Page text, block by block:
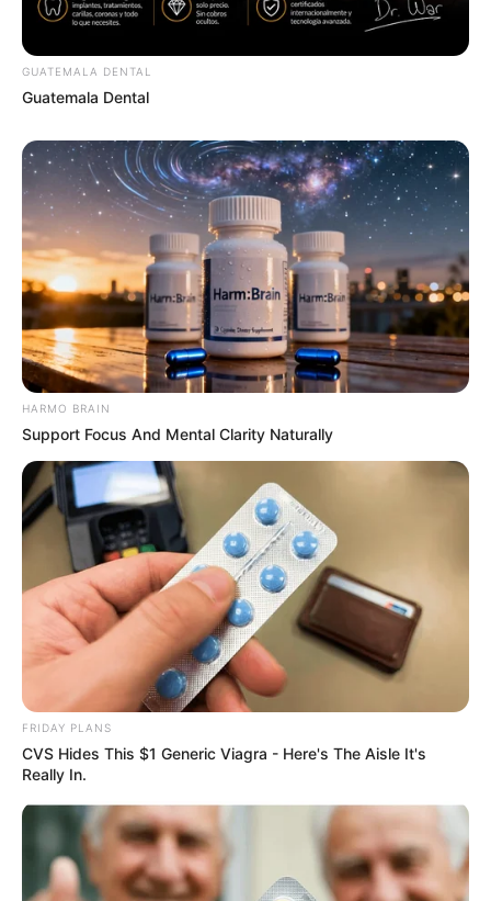
This New Will Give You An Erection After +45
MEDVI
How To Get An Erection Even After 60!
MEDVI
Japan's Oldest Doctors Say Memory Loss Isn't Age:
Just Stop Drinking These 3 Beverages
NEUROMIND PRO
GUATEMALA DENTAL
Guatemala Dental
HARMO BRAIN
Support Focus And Mental Clarity Naturally
FRIDAY PLANS
CVS Hides This $1 Generic Viagra - Here's The Aisle It's
Really In.